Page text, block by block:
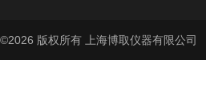
©2026 版权所有 上海博取仪器有限公司